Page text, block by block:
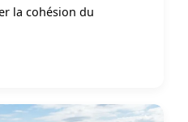
la cohésion du